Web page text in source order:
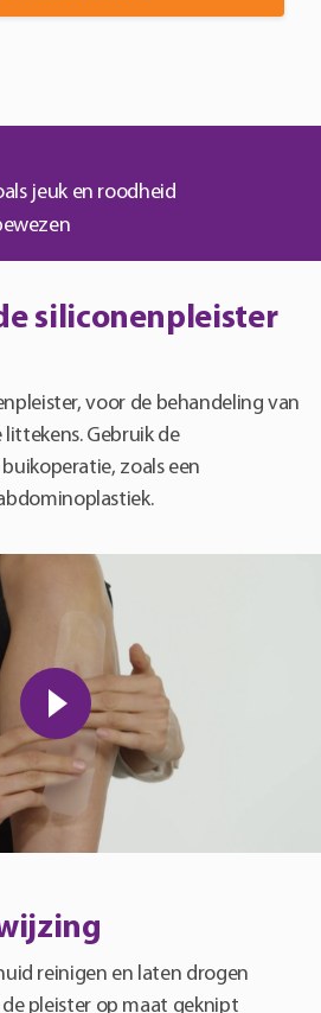
jeuk en roodheid
siliconenpleister
voor de behandeling van
Gebruik de
zoals een
reinigen en laten drogen
de pleister op maat geknipt